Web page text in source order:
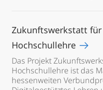
Zukunftswerkstatt
Hochschullehre
Das Projekt
Hochschullehre ist das
hessenweiten